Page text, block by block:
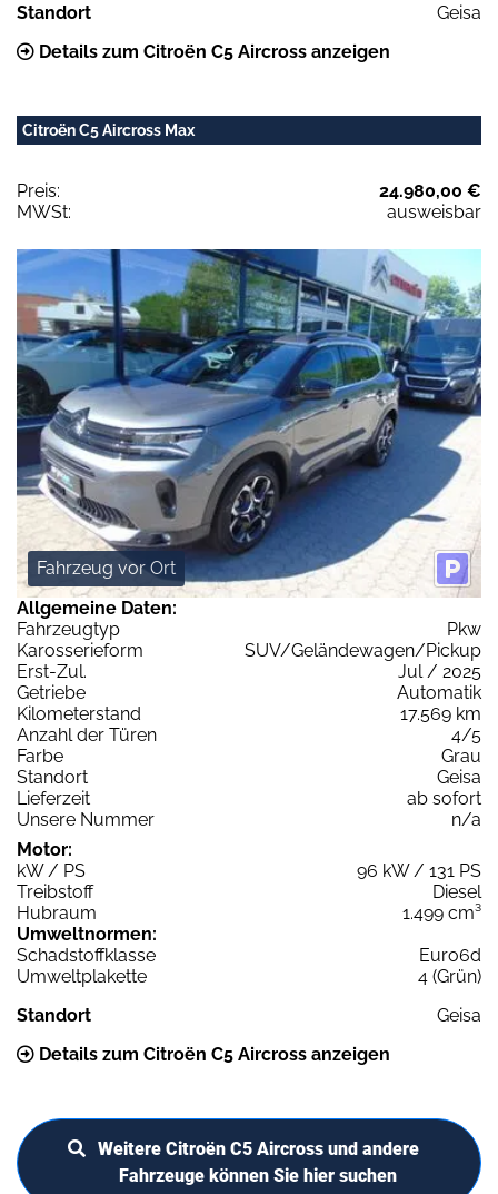
Standort
Geisa
Details zum Citroën C5 Aircross anzeigen
Citroën C5 Aircross Max
Preis:
24.980,00 €
MWSt:
ausweisbar
Fahrzeug vor Ort
Allgemeine Daten:
Fahrzeugtyp
Pkw
Karosserieform
SUV/Geländewagen/Pickup
Erst-Zul.
Jul / 2025
Getriebe
Automatik
Kilometerstand
17.569 km
Anzahl der Türen
4/5
Farbe
Grau
Standort
Geisa
Lieferzeit
ab sofort
Unsere Nummer
n/a
Motor:
kW / PS
96 kW / 131 PS
Treibstoff
Diesel
Hubraum
1.499 cm³
Umweltnormen:
Schadstoffklasse
Euro6d
Umweltplakette
4 (Grün)
Standort
Geisa
Details zum Citroën C5 Aircross anzeigen
Weitere Citroën C5 Aircross und andere
Fahrzeuge können Sie hier suchen